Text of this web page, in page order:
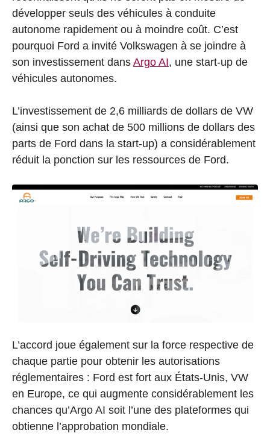
développer seuls des véhicules à conduite
autonome rapidement ou à moindre coût. C’est
pourquoi Ford a invité Volkswagen à se joindre à
son investissement dans Argo AI, une start-up de
véhicules autonomes.
L’investissement de 2,6 milliards de dollars de VW
(ainsi que son achat de 500 millions de dollars des
parts de Ford dans la start-up) a considérablement
réduit la ponction sur les ressources de Ford.
L’accord joue également sur la force respective de
chaque partie pour obtenir les autorisations
réglementaires : Ford est fort aux États-Unis, VW
en Europe, ce qui augmente considérablement les
chances qu’Argo AI soit l’une des plateformes qui
obtienne l’approbation mondiale.